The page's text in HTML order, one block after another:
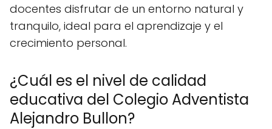
docentes disfrutar de un entorno natural y
tranquilo, ideal para el aprendizaje y el
crecimiento personal.
¿Cuál es el nivel de calidad
educativa del Colegio Adventista
Alejandro Bullon?